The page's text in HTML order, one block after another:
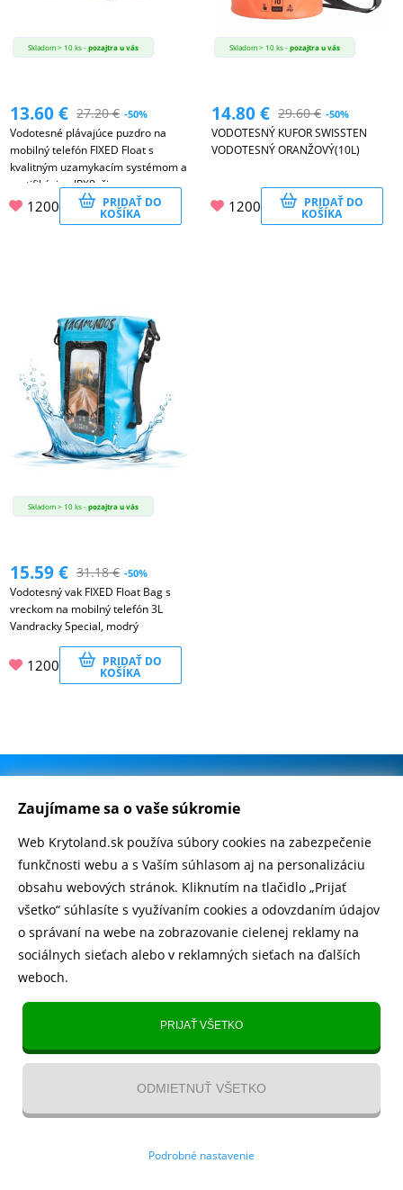
Skladom > 10 ks -pozajtra u vás
13.60€ 27.20€ -50%
Vodotesné plávajúce puzdro na
mobilný telefón FIXED Float s
kvalitným uzamykacím systémom a
certifikáciou IPX8, čierne
1200 PRIDAŤ DO
KOŠÍKA
Skladom > 10 ks -pozajtra u vás
14.80€ 29.60€ -50%
VODOTESNÝ KUFOR SWISSTEN
VODOTESNÝ ORANŽOVÝ(10L)
1200 PRIDAŤ DO
KOŠÍKA
Skladom > 10 ks -pozajtra u vás
15.59€ 31.18€ -50%
Vodotesný vak FIXED Float Bag s
vreckom na mobilný telefón 3L
Vandracky Special, modrý
1200 PRIDAŤ DO
KOŠÍKA
.
500.000+ odoslaných balíčkov
Rychlé doručenie 1-2 dní
Heurekazobraziť recenzie
Instagram5.643 fanúšikov
TikTok4.833 fanúšikov
Recenzie /Blog / Magazín
Zaujímame sa o vaše súkromie
Web Krytoland.sk používa súbory cookies na zabezpečenie
funkčnosti webu a s Vaším súhlasom aj na personalizáciu
obsahu webových stránok. Kliknutím na tlačidlo „Prijať
všetko“ súhlasíte s využívaním cookies a odovzdaním údajov
o správaní na webe na zobrazovanie cielenej reklamy na
sociálnych sieťach alebo v reklamných sieťach na ďalších
weboch.
PRIJAŤ VŠETKO
ODMIETNUŤ VŠETKO
Podrobné nastavenie